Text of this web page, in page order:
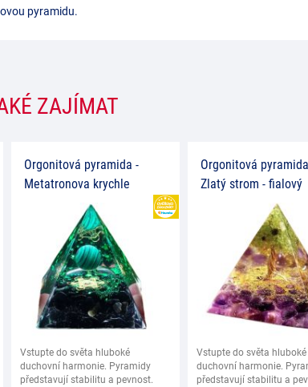
pyramidu.
ZAJÍMAT
Orgonitová pyramida -
Metatronova krychle
Vstupte do světa hluboké
duchovní harmonie. Pyramidy
představují stabilitu a pevnost.
Orgonitová
Zlatý strom - fialový
Vstupte do světa hluboké
duchovní harmonie.
představují stabilitu a